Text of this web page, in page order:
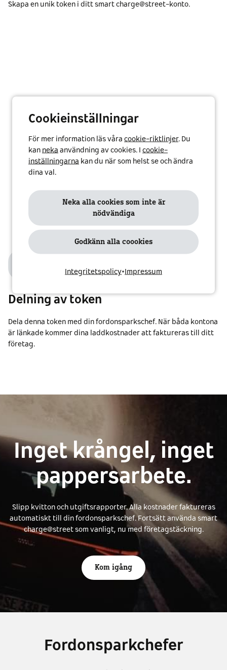
Skapa en unik token i ditt smart charge@street-konto.
Delning av token
Dela denna token med din fordonsparkschef. När båda kontona
är länkade kommer dina laddkostnader att faktureras till ditt
företag.
Inget krångel, inget
pappersarbete.
Slipp kvitton och utgiftsrapporter. Alla kostnader faktureras
automatiskt till din fordonsparkschef. Fortsätt använda smart
charge@street som vanligt, nu med företagstäckning.
Kom igång
Fordonsparkchefer
Cookieinställningar
För mer information läs våra cookie-riktlinjer. Du
kan neka användning av cookies. I cookie-
inställningarna kan du när som helst se och ändra
dina val.
Neka alla cookies som inte är
nödvändiga
Godkänn alla coookies
Integritetspolicy• Impressum